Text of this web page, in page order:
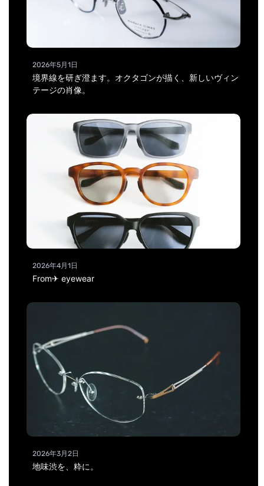
2026年5月1日
境界線を研ぎ澄ます。オクタゴンが描く、新しいヴィン
テージの肖像。
2026年4月1日
From✈ eyewear
2026年3月2日
地味渋を、粋に。